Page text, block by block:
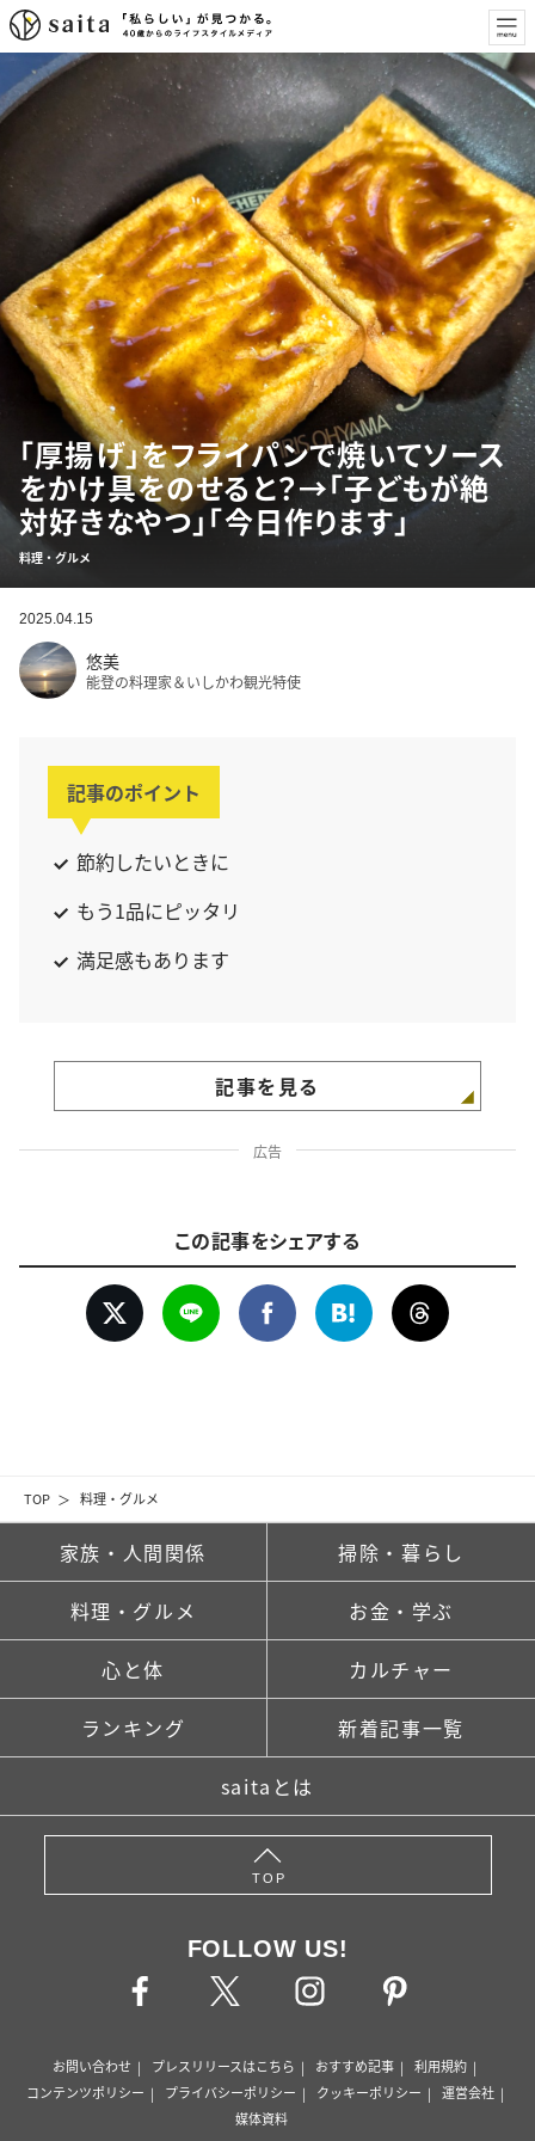
TOP 料理・グルメ
「厚揚げ」をフライパンで焼いてソース
をかけ具をのせると？→「子どもが絶
対好きなやつ」「今日作ります」
料理・グルメ
2025.04.15
悠美
能登の料理家＆いしかわ観光特使
記事のポイント
節約したいときに
もう1品にピッタリ
満足感もあります
記事を見る
広告
この記事をシェアする
家族・人間関係 掃除・暮らし
料理・グルメ お金・学ぶ
心と体 カルチャー
ランキング 新着記事一覧
saitaとは
TOP
FOLLOW US!
お問い合わせ プレスリリースはこちら おすすめ記事
利用規約
コンテンツポリシー
プライバシーポリシー クッキーポリシー
運営会社
媒体資料